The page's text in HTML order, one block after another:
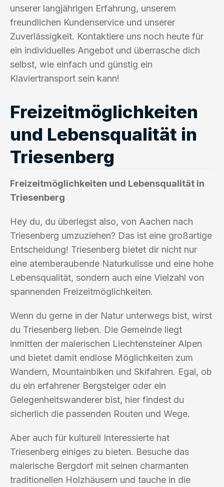
unserer langjährigen Erfahrung, unserem
freundlichen Kundenservice und unserer
Zuverlässigkeit. Kontaktiere uns noch heute für
ein individuelles Angebot und überrasche dich
selbst, wie einfach und günstig ein
Klaviertransport sein kann!
Freizeitmöglichkeiten
und Lebensqualität in
Triesenberg
Freizeitmöglichkeiten und Lebensqualität in
Triesenberg
Hey du, du überlegst also, von Aachen nach
Triesenberg umzuziehen? Das ist eine großartige
Entscheidung! Triesenberg bietet dir nicht nur
eine atemberaubende Naturkulisse und eine hohe
Lebensqualität, sondern auch eine Vielzahl von
spannenden Freizeitmöglichkeiten.
Wenn du gerne in der Natur unterwegs bist, wirst
du Triesenberg lieben. Die Gemeinde liegt
inmitten der malerischen Liechtensteiner Alpen
und bietet damit endlose Möglichkeiten zum
Wandern, Mountainbiken und Skifahren. Egal, ob
du ein erfahrener Bergsteiger oder ein
Gelegenheitswanderer bist, hier findest du
sicherlich die passenden Routen und Wege.
Aber auch für kulturell Interessierte hat
Triesenberg einiges zu bieten. Besuche das
malerische Bergdorf mit seinen charmanten
traditionellen Holzhäusern und tauche in die